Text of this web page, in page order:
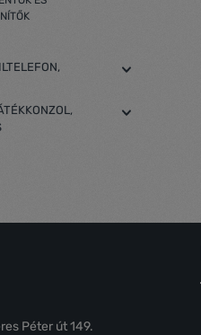
Péter út 149.